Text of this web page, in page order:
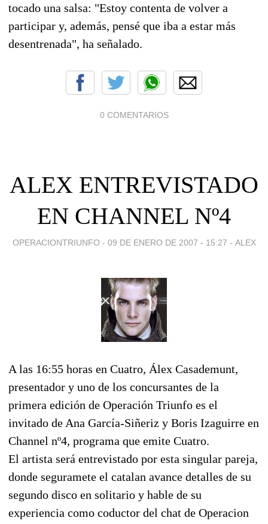
tocado una salsa: "Estoy contenta de volver a
participar y, además, pensé que iba a estar más
desentrenada", ha señalado.
0 COMENTARIOS
ALEX ENTREVISTADO
EN CHANNEL Nº4
OPERACIONTRIUNFO - 09 DE ENERO DE 2007 - 15:27 - ALEX
A las 16:55 horas en Cuatro, Álex Casademunt,
presentador y uno de los concursantes de la
primera edición de Operación Triunfo es el
invitado de Ana García-Siñeriz y Boris Izaguirre en
Channel nº4, programa que emite Cuatro.
El artista será entrevistado por esta singular pareja,
donde seguramete el catalan avance detalles de su
segundo disco en solitario y hable de su
experiencia como coductor del chat de Operacion